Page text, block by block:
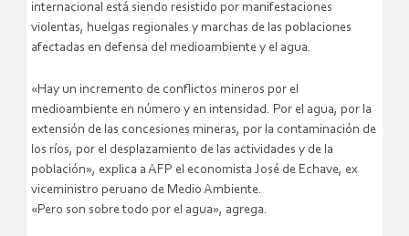
internacional está siendo resistido por manifestaciones
violentas, huelgas regionales y marchas de las poblaciones
afectadas en defensa del medioambiente y el agua.
«Hay un incremento de conflictos mineros por el
medioambiente en número y en intensidad. Por el agua, por la
extensión de las concesiones mineras, por la contaminación de
los ríos, por el desplazamiento de las actividades y de la
población», explica a AFP el economista José de Echave, ex
viceministro peruano de Medio Ambiente.
«Pero son sobre todo por el agua», agrega.